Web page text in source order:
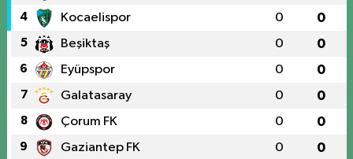
4 Kocaelispor 0 0
5 Beşiktaş 0 0
6 Eyüpspor 0 0
7 Galatasaray 0 0
8 Çorum FK 0 0
9 Gaziantep FK 0 0